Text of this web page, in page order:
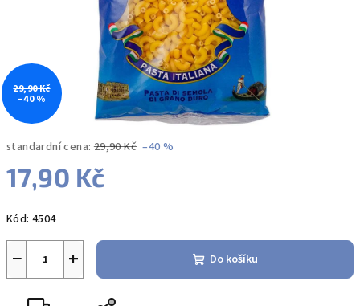
standardní cena: 29,90 Kč –40 %
17,90 Kč
cena:
Kód: 4504
+
− Do košíku
29,90 Kč
–40 %